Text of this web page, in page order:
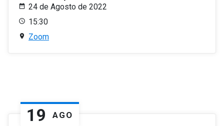
24 de Agosto de 2022
15:30
Zoom
19 AGO